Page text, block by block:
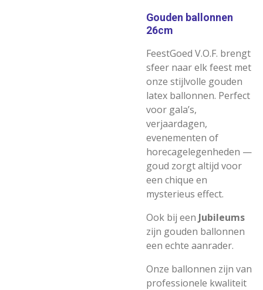
Gouden ballonnen
26cm
FeestGoed V.O.F. brengt
sfeer naar elk feest met
onze stijlvolle gouden
latex ballonnen. Perfect
voor gala’s,
verjaardagen,
evenementen of
horecagelegenheden —
goud zorgt altijd voor
een chique en
mysterieus effect.
Ook bij een Jubileums
zijn gouden ballonnen
een echte aanrader.
Onze ballonnen zijn van
professionele kwaliteit